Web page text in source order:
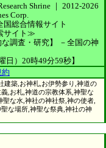
Shrine ｜ 2012-2026
Corp.
国総合情報サイト
サイト≫
調査・研究】
－全国の神
日）20時49分59秒】
建築,お神札,お伊勢参り,神道の
,お札,神道の宗教体系,神聖な
な水,神社の神社祭,神の使者,
な場所,神聖な祭典,神社の神